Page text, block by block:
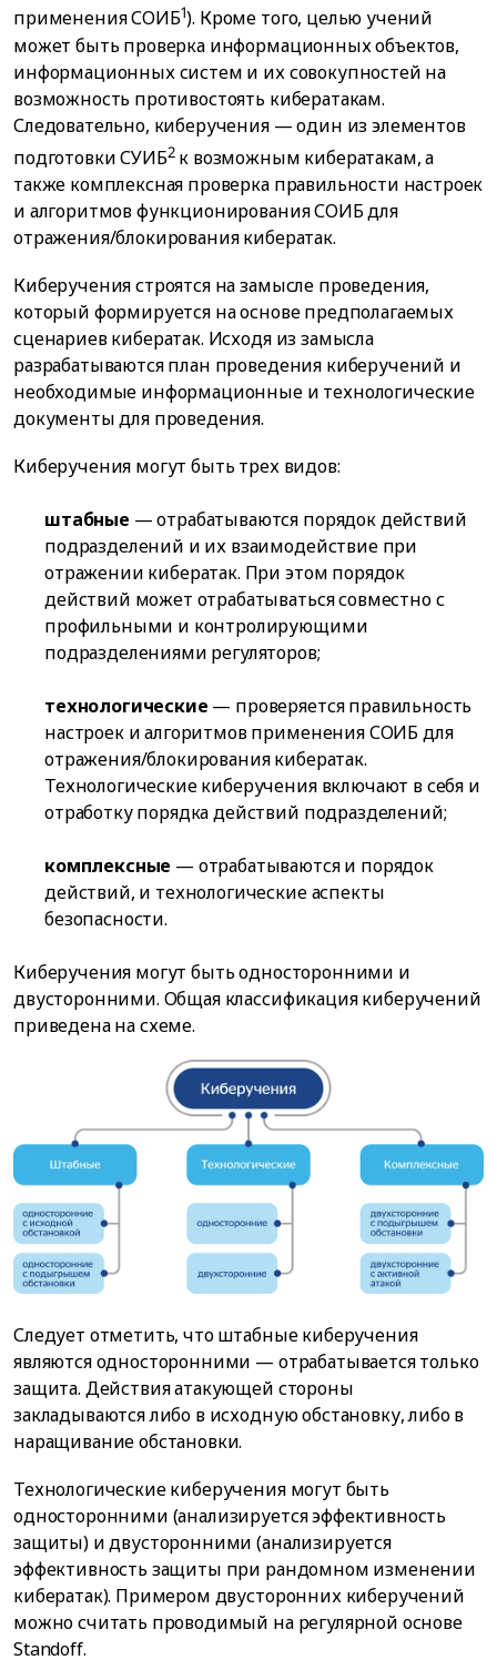
применения СОИБ1). Кроме того, целью учений
может быть проверка информационных объектов,
информационных систем и их совокупностей на
возможность противостоять кибератакам.
Следовательно, киберучения — один из элементов
подготовки СУИБ2к возможным кибератакам, а
также комплексная проверка правильности настроек
и алгоритмов функционирования СОИБ для
отражения/блокирования кибератак.
Киберучения строятся на замысле проведения,
который формируется на основе предполагаемых
сценариев кибератак. Исходя из замысла
разрабатываются план проведения киберучений и
необходимые информационные и технологические
документы для проведения.
Киберучения могут быть трех видов:
штабные — отрабатываются порядок действий
подразделений и их взаимодействие при
отражении кибератак. При этом порядок
действий может отрабатываться совместно с
профильными и контролирующими
подразделениями регуляторов;
технологические — проверяется правильность
настроек и алгоритмов применения СОИБ для
отражения/блокирования кибератак.
Технологические киберучения включают в себя и
отработку порядка действий подразделений;
комплексные — отрабатываются и порядок
действий, и технологические аспекты
безопасности.
Киберучения могут быть односторонними и
двусторонними. Общая классификация киберучений
приведена на схеме.
Следует отметить, что штабные киберучения
являются односторонними — отрабатывается только
защита. Действия атакующей стороны
закладываются либо в исходную обстановку, либо в
наращивание обстановки.
Технологические киберучения могут быть
односторонними (анализируется эффективность
защиты) и двусторонними (анализируется
эффективность защиты при рандомном изменении
кибератак). Примером двусторонних киберучений
можно считать проводимый на регулярной основе
Standoff.